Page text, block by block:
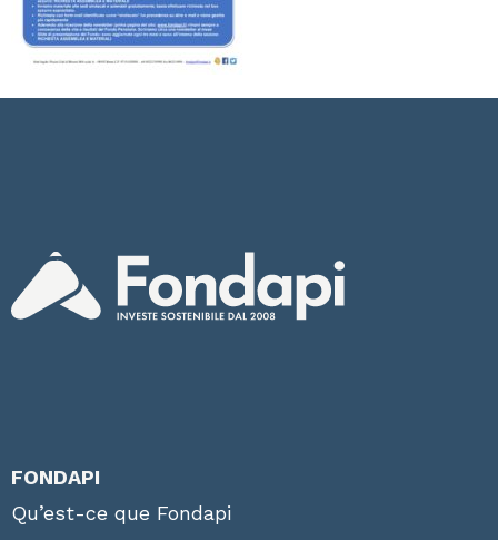
FONDAPI
Qu’est-ce que Fondapi